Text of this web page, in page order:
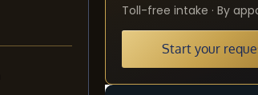
Toll-free intake · By
Start your